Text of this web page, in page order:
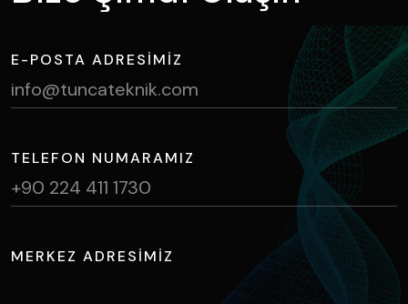
E-POSTA ADRESIMIZ
info@tuncateknik.com
TELEFON NUMARAMIZ
+90 224 411 1730
MERKEZ ADRESIMIZ
Ihlamur Caddesi, NOSAB No:2 Nilüfer / BURSA